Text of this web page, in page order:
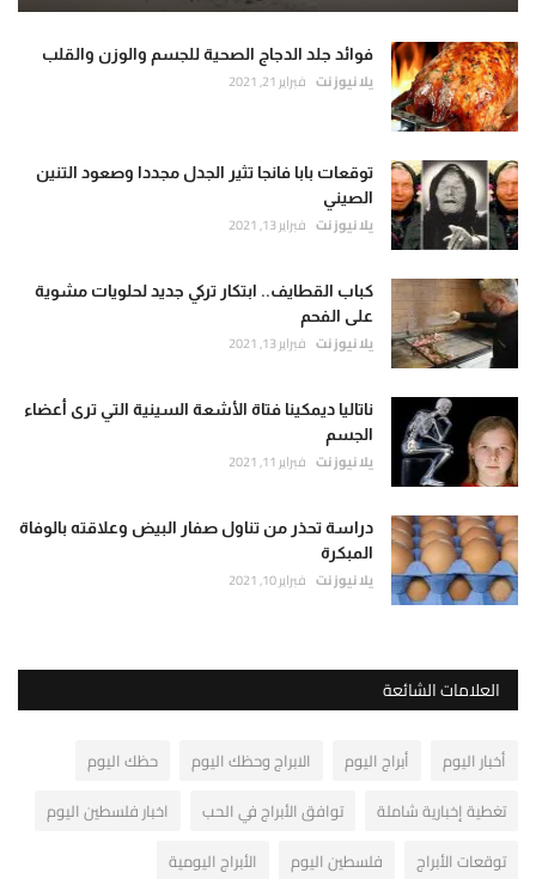
فوائد جلد الدجاج الصحية للجسم والوزن والقلب
يلا نيوز نت فبراير 21, 2021
توقعات بابا فانجا تثير الجدل مجددا وصعود التنين
الصيني
يلا نيوز نت فبراير 13, 2021
كباب القطايف.. ابتكار تركي جديد لحلويات مشوية
على الفحم
يلا نيوز نت فبراير 13, 2021
ناتاليا ديمكينا فتاة الأشعة السينية التي ترى أعضاء
الجسم
يلا نيوز نت فبراير 11, 2021
دراسة تحذر من تناول صفار البيض وعلاقته بالوفاة
المبكرة
يلا نيوز نت فبراير 10, 2021
العلامات الشائعة
أخبار اليوم أبراج اليوم الابراج وحظك اليوم
حظك اليوم
تغطية إخبارية شاملة
توافق الأبراج في الحب
اخبار فلسطين اليوم
توقعات الأبراج
فلسطين اليوم
الأبراج اليومية